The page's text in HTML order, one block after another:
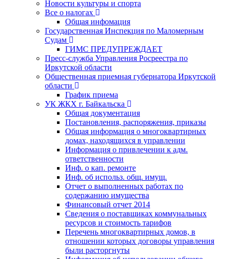
Новости культуры и спорта
Все о налогах
Общая инфомация
Государственная Инспекция по Маломерным
Судам
ГИМС ПРЕДУПРЕЖДАЕТ
Пресс-служба Управления Росреестра по
Иркутской области
Общественная приемная губернатора Иркутской
области
График приема
УК ЖКХ г. Байкальска
Общая документация
Постановления, распоряжения, приказы
Общая информация о многоквартирных
домах, находящихся в управлении
Информация о привлечении к адм.
ответственности
Инф. о кап. ремонте
Инф. об использ. общ. имущ.
Отчет о выполненных работах по
содержанию имущества
Финансовый отчет 2014
Сведения о поставщиках коммунальных
ресурсов и стоимость тарифов
Перечень многоквартирных домов, в
отношении которых договоры управления
были расторгнуты